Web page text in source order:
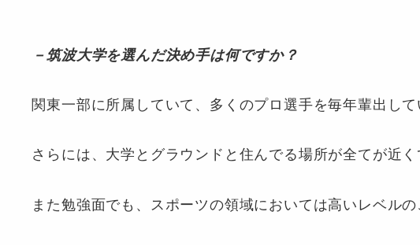
－筑波大学を選んだ決め手は何ですか？
関東一部に所属していて、多くのプロ選手を毎年輩出して
さらには、大学とグラウンドと住んでる場所が全てが近
また勉強面でも、スポーツの領域においては高いレベル